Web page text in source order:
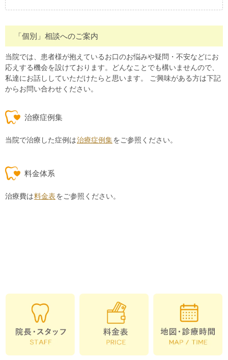
「個別」相談へのご案内
当院では、患者様が抱えているお口のお悩みや疑問・不安などにお
応えする機会を設けております。どんなことでも構いませんので、
私達にお話ししていただけたらと思います。 ご興味がある方は下記
からお問い合わせください。
治療症例集
当院で治療した症例は治療症例集をご参照ください。
料金体系
治療費は料金表をご参照ください。